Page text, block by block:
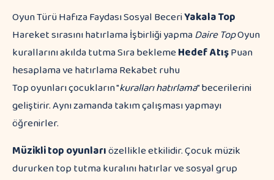
Oyun Türü Hafıza Faydası Sosyal BeceriYakala Top
Hareket sırasını hatırlama İşbirliği yapmaDaire TopOyun
kurallarını akılda tutma Sıra beklemeHedef AtışPuan
hesaplama ve hatırlama Rekabet ruhu
Top oyunları çocukların "kuralları hatırlama" becerilerini
geliştirir. Aynı zamanda takım çalışması yapmayı
öğrenirler.
Müzikli top oyunlarıözellikle etkilidir. Çocuk müzik
dururken top tutma kuralını hatırlar ve sosyal grup